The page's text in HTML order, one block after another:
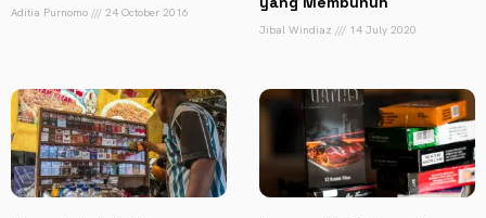
Aditia Purnomo 24 October 2016
Jibal Windiaz 14 July 2020